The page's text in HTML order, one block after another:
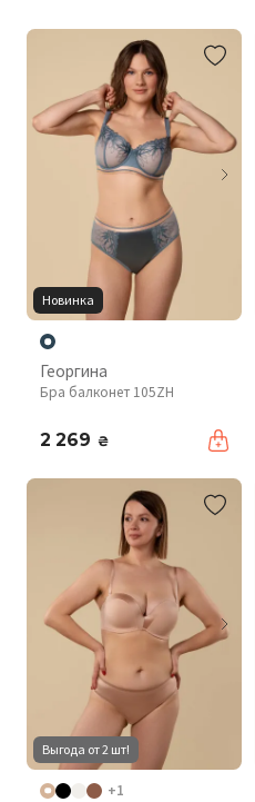
Новинка
Георгина
Бра балконет 105ZH
2 269 ₴
Выгода от 2 шт!
+1